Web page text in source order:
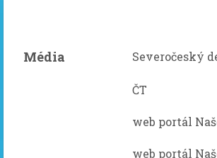
Média Severočeský
ČT
web portál
web portál